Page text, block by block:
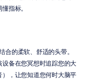
指标。
合的柔软、舒适的头带。
备在您冥想时追踪您的大
，让您知道您何时大脑平